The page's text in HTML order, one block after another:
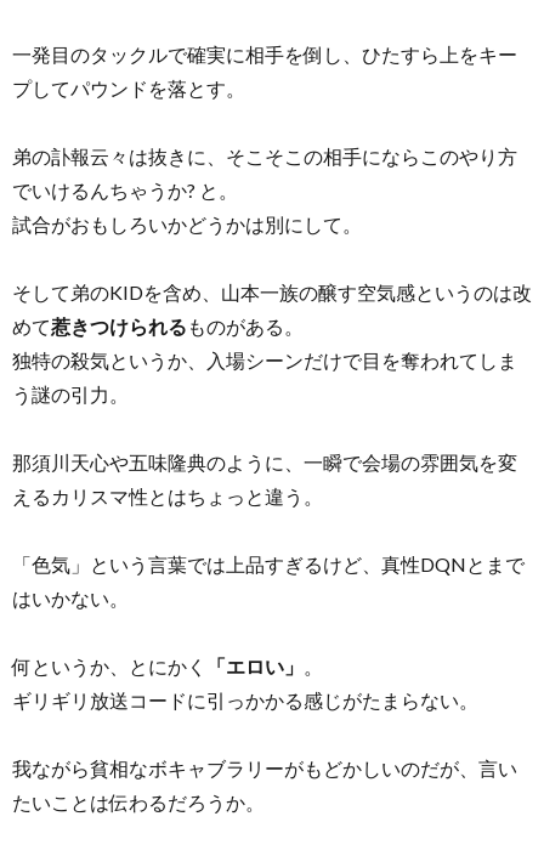
一発目のタックルで確実に相手を倒し、ひたすら上をキー
プしてパウンドを落とす。
弟の訃報云々は抜きに、そこそこの相手にならこのやり方
でいけるんちゃうか? と。
試合がおもしろいかどうかは別にして。
そして弟のKIDを含め、山本一族の醸す空気感というのは改
めて惹きつけられる ものがある。
独特の殺気というか、入場シーンだけで目を奪われてしま
う謎の引力。
那須川天心や五味隆典のように、一瞬で会場の雰囲気を変
えるカリスマ性とはちょっと違う。
「色気」という言葉では上品すぎるけど、真性DQNとまで
はいかない。
何というか、とにかく 「エロい」
ギリギリ放送コードに引っかかる感じがたまらない。
我ながら貧相なボキャブラリーがもどかしいのだが、言い
たいことは伝わるだろうか。